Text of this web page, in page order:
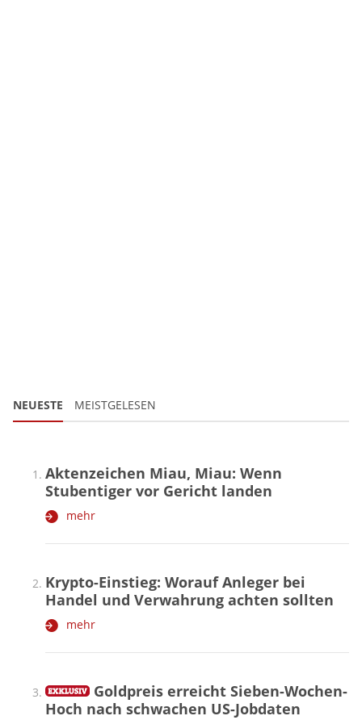
NEUESTE MEISTGELESEN
Aktenzeichen Miau, Miau: Wenn
Stubentiger vor Gericht landen
mehr
Krypto-Einstieg: Worauf Anleger bei
Handel und Verwahrung achten sollten
mehr
Goldpreis erreicht Sieben-Wochen-
Hoch nach schwachen US-Jobdaten